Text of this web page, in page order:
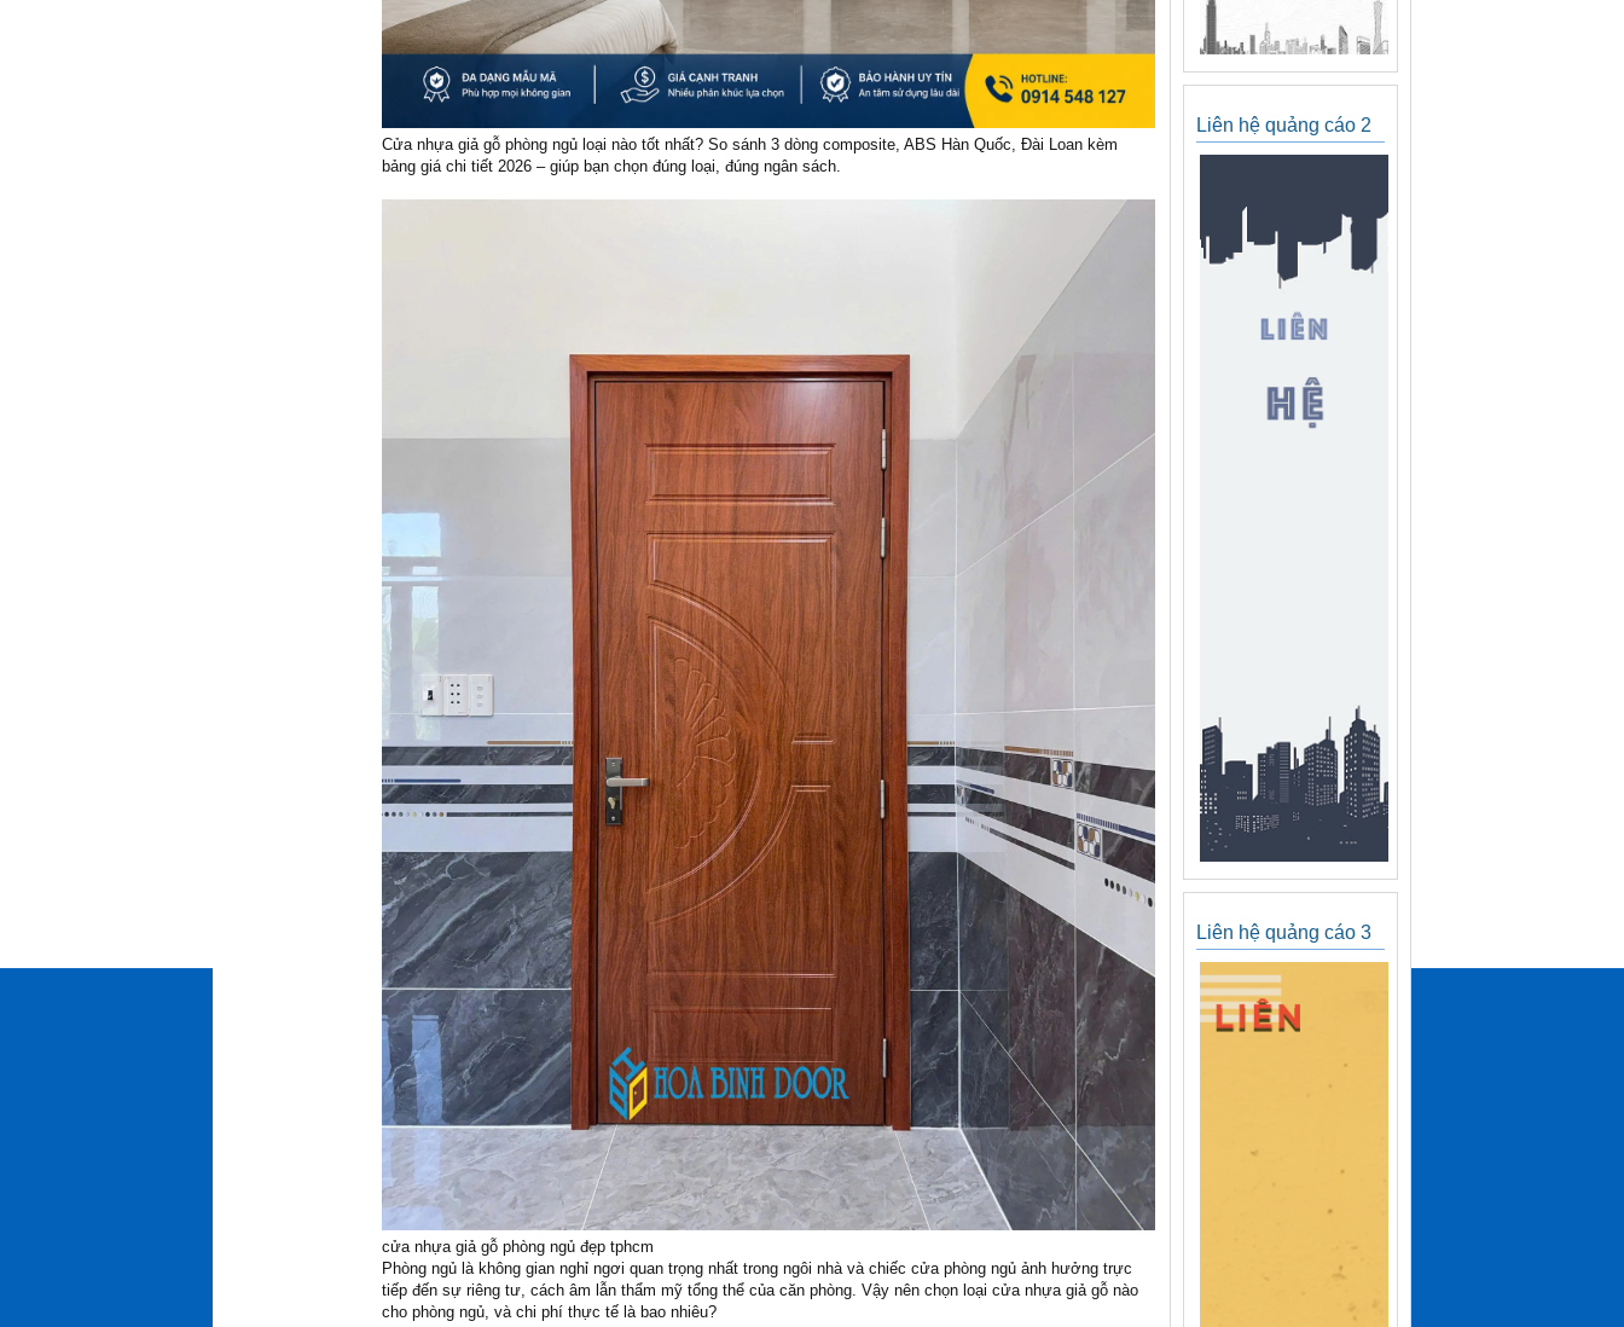
Cửa nhựa giả gỗ phòng ngủ loại nào tốt nhất? So sánh 3 dòng composite, ABS Hàn Quốc, Đài Loan kèm
bảng giá chi tiết 2026 – giúp bạn chọn đúng loại, đúng ngân sách.
cửa nhựa giả gỗ phòng ngủ đẹp tphcm
Phòng ngủ là không gian nghỉ ngơi quan trọng nhất trong ngôi nhà và chiếc cửa phòng ngủ ảnh hưởng trực
tiếp đến sự riêng tư, cách âm lẫn thẩm mỹ tổng thể của căn phòng. Vậy nên chọn loại cửa nhựa giả gỗ nào
cho phòng ngủ, và chi phí thực tế là bao nhiêu?
Liên hệ quảng cáo 2
Liên hệ quảng cáo 3